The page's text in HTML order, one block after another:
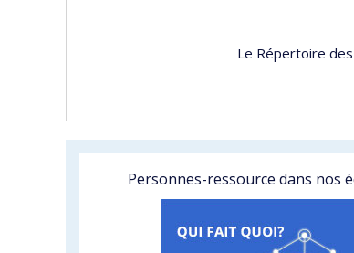
Le Répertoire
Personnes-ressource dans nos